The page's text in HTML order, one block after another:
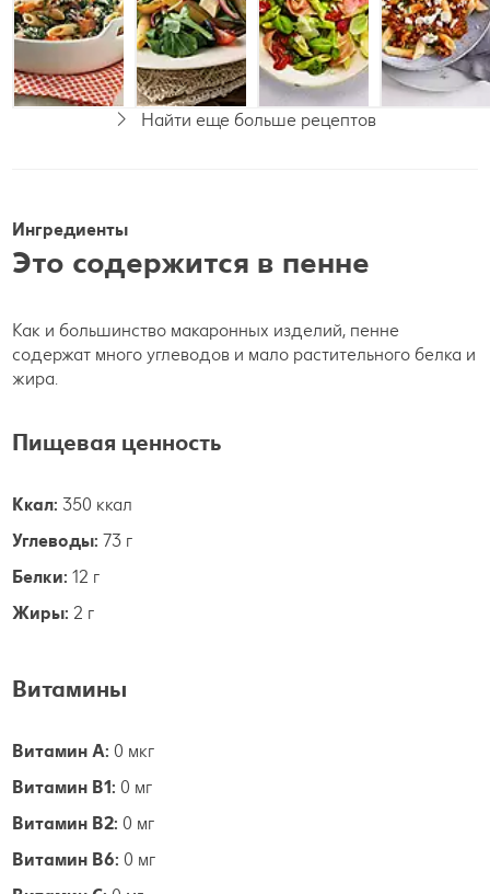
Просто
Не более 30 минут
Просто
Не более 15 минут
Просто
Найти еще больше рецептов
Ингредиенты
Это содержится в пенне
Как и большинство макаронных изделий, пенне
содержат много углеводов и мало растительного белка и
жира.
Пищевая ценность
Ккал: 350 ккал
Углеводы: 73 г
Белки: 12 г
Жиры: 2 г
Витамины
Витамин А: 0 мкг
Витамин B1: 0 мг
Витамин B2: 0 мг
Витамин B6: 0 мг